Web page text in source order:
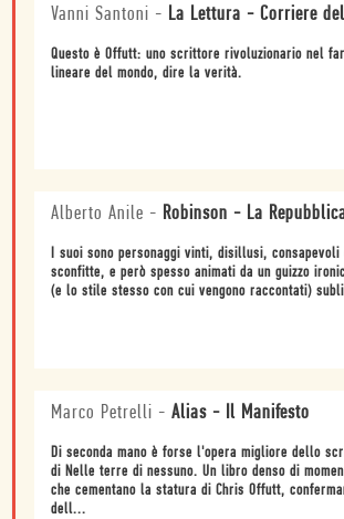
Vanni Santoni - La Lettura - Corriere
Questo è Offutt: uno scrittore rivoluzionario nel
lineare del mondo, dire la verità.
Alberto Anile - Robinson - La
I suoi sono personaggi vinti, disillusi,
sconfitte, e però spesso animati da un guizzo
(e lo stile stesso con cui vengono raccontati)
Marco Petrelli - Alias - Il Manifesto
Di seconda mano è forse l'opera migliore dello
di Nelle terre di nessuno. Un libro denso di
che cementano la statura di Chris Offutt,
dell...